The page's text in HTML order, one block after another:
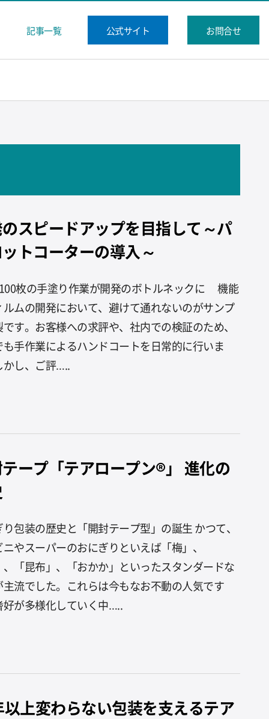
記事一覧 公式サイト お問合せ
スピードアップを目指して～パ
トコーターの導入～
枚の手塗り作業が開発のボトルネックに 機能
ルムの開発において、避けて通れないのがサンプ
です。お客様への求評や、社内での検証のため、
も手作業によるハンドコートを日常的に行いま
かし、ご評…..
ープ「テアロープン®」 進化の
り包装の歴史と「開封テープ型」の誕生 かつて、
ニやスーパーのおにぎりといえば「梅」、
、「昆布」、「おかか」といったスタンダードな
主流でした。これらは今もなお不動の人気です
好が多様化していく中…..
以上変わらない包装を支えるテア